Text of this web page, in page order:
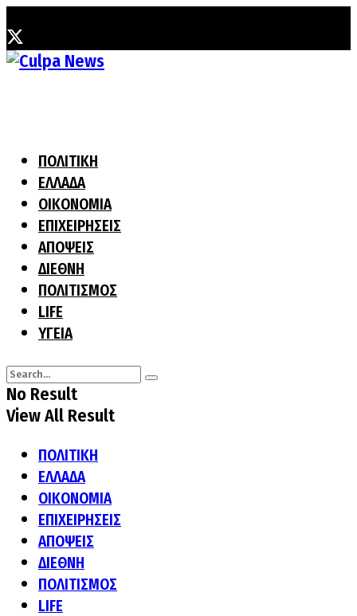
ΠΟΛΙΤΙΚΗ
ΕΛΛΑΔΑ
ΟΙΚΟΝΟΜΙΑ
ΕΠΙΧΕΙΡΗΣΕΙΣ
ΑΠΟΨΕΙΣ
ΔΙΕΘΝΗ
ΠΟΛΙΤΙΣΜΟΣ
LIFE
ΥΓΕΙΑ
No Result
View All Result
ΠΟΛΙΤΙΚΗ
ΕΛΛΑΔΑ
ΟΙΚΟΝΟΜΙΑ
ΕΠΙΧΕΙΡΗΣΕΙΣ
ΑΠΟΨΕΙΣ
ΔΙΕΘΝΗ
ΠΟΛΙΤΙΣΜΟΣ
LIFE